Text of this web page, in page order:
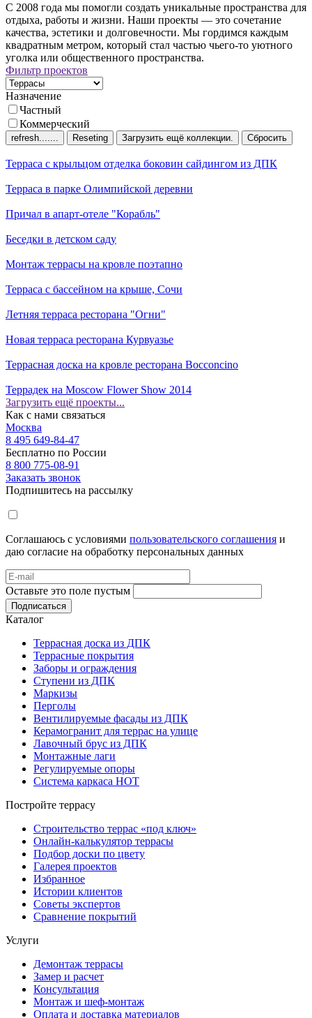
С 2008 года мы помогли создать уникальные пространства для
отдыха, работы и жизни. Наши проекты — это сочетание
качества, эстетики и долговечности. Мы гордимся каждым
квадратным метром, который стал частью чьего-то уютного
уголка или общественного пространства.
Фильтр проектов
Назначение
Частный
Коммерческий
Сбросить
Терраса с крыльцом отделка боковин сайдингом из ДПК
Терраса в парке Олимпийской деревни
Причал в апарт-отеле "Корабль"
Беседки в детском саду
Монтаж террасы на кровле поэтапно
Терраса с бассейном на крыше, Сочи
Летняя терраса ресторана "Огни"
Новая терраса ресторана Курвуазье
Террасная доска на кровле ресторана Bocconcino
Террадек на Moscow Flower Show 2014
Загрузить ещё проекты...
Как с нами связаться
Москва
8 495 649-84-47
Бесплатно по России
8 800 775-08-91
Заказать звонок
Подпишитесь на рассылку
Соглашаюсь с условиями пользовательского соглашения и
даю согласие на обработку персональных данных
Оставьте это поле пустым
Подписаться
Каталог
Террасная доска из ДПК
Террасные покрытия
Заборы и ограждения
Ступени из ДПК
Маркизы
Перголы
Вентилируемые фасады из ДПК
Керамогранит для террас на улице
Лавочный брус из ДПК
Монтажные лаги
Регулируемые опоры
Система каркаса НОТ
Постройте террасу
Строительство террас «под ключ»
Онлайн-калькулятор террасы
Подбор доски по цвету
Галерея проектов
Избранное
Истории клиентов
Советы экспертов
Сравнение покрытий
Услуги
Демонтаж террасы
Замер и расчет
Консультация
Монтаж и шеф-монтаж
Оплата и доставка материалов